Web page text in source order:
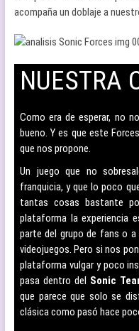
acompaña un doblaje a
NUESTRA
Como era de esperar, no
bueno. Y es que este
que nos propone.
Un juego que no
franquicia, y que lo poco
tantas cosas bastante
plataforma la experiencia
parte del grupo de fans o
videojuegos. Pero si nos
plataforma vulgar y poco
pasa dentro del Sonic
que parece que solo se
clásica como pasó hace